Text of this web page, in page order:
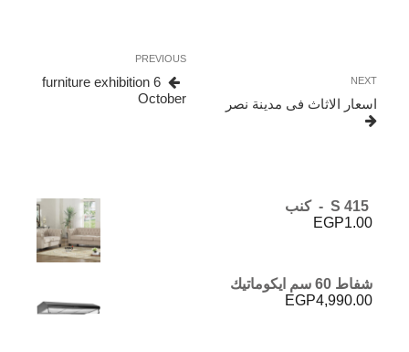
المقالات
Previous
Post
PREVIOUS
furniture exhibition 6
October
Next
Post
NEXT
اسعار الاثاث فى مدينة نصر
EGP1.00
شفاط 60 سم ايكوماتيك
EGP4,990.00